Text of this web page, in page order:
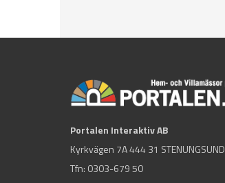
Portalen Interaktiv AB
Kyrkvägen 7A 444 31 STENUNGSUND
Tfn: 0303-679 50